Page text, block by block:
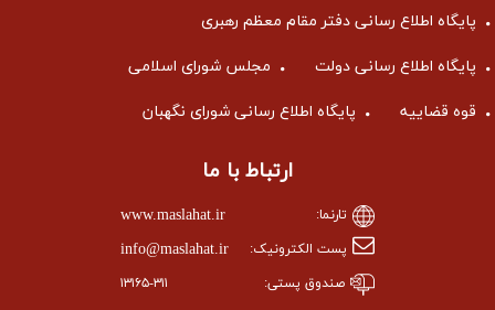
پایگاه اطلاع رسانی دفتر مقام معظم رهبری
پایگاه اطلاع رسانی دولت مجلس شورای اسلامی
قوه قضاییه پایگاه اطلاع رسانی شورای نگهبان
ارتباط با ما
تارنما: www.maslahat.ir
پست الکترونیک: info@maslahat.ir
صندوق پستی: ۱۳۱۶۵-۳۱۱